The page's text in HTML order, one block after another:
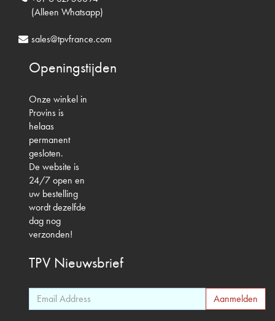
(Alleen Whatsapp)
sales@tpvfrance.com
Openingstijden
Onze winkel in
Provins is
helaas
permanent
gesloten.
De website is
24/7 open en
uw bestelling
wordt dezelfde
dag nog
verzonden!
TPV Nieuwsbrief